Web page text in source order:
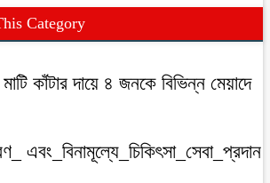
Category
কাঁটার দায়ে ৪ জনকে বিভিন্ন মেয়াদে
এবং_বিনামূল্যে_চিকিৎসা_সেবা_প্রদান